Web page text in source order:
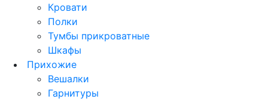
Кровати
Полки
Тумбы прикроватные
Шкафы
Прихожие
Вешалки
Гарнитуры